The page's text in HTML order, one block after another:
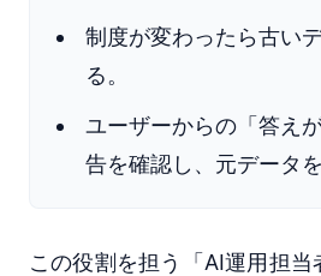
制度が変わったら古い
る。
ユーザーからの「答え
告を確認し、元データ
この役割を担う「AI運用担